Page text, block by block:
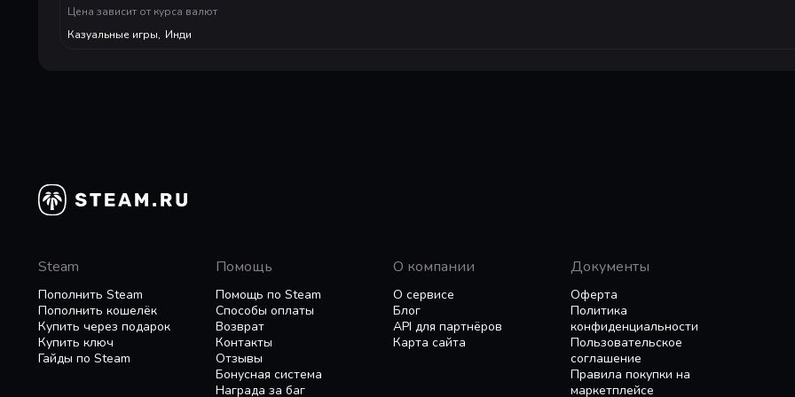
- Super awesome graphics
- Great sound effects and music
Цена зависит от курса валют
Казуальные игры, Инди
Steam
Пополнить Steam
Пополнить кошелёк
Купить через подарок
Купить ключ
Гайды по Steam
Помощь
Помощь по Steam
Способы оплаты
Возврат
Контакты
Отзывы
Бонусная система
Награда за баг
О компании
О сервисе
Блог
API для партнёров
Карта сайта
Документы
Оферта
Политика
конфиденциальности
Пользовательское
соглашение
Правила покупки на
маркетплейсе